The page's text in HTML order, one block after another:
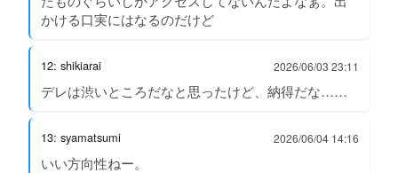
かける口実にはなるのだけど
12: shikiarai 2026/06/03 23:11
デレは渋いところだなと思ったけど、納得だな……
13: syamatsumi 2026/06/04 14:16
いい方向性ねー。